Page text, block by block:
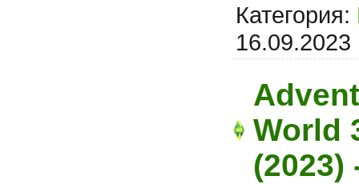
Категория:
16.09.2023
World
(2023)